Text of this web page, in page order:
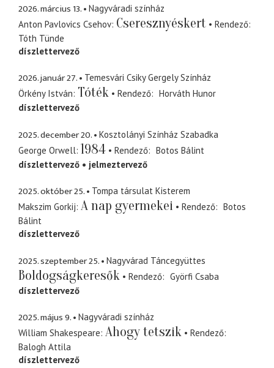
2026. március 13.
Nagyváradi színház
Anton Pavlovics Csehov Cseresznyéskert
Rendező
Tóth Tünde
díszlettervező
2026. január 27.
Temesvári Csiky Gergely Színház
Örkény István Tóték Rendező
Horváth Hunor
díszlettervező
2025. december 20.
Kosztolányi Színház Szabadka
George Orwell 1984 Rendező
Botos Bálint
díszlettervező
jelmeztervező
2025. október 25.
Tompa társulat Kisterem
Makszim Gorkij A nap gyermekei Rendező
Botos
Bálint
díszlettervező
2025. szeptember 25. Nagyvárad Táncegyüttes
Boldogságkeresők Rendező
Györfi Csaba
díszlettervező
2025. május 9.
Nagyváradi színház
William Shakespeare Ahogy tetszik
Rendező
Balogh Attila
díszlettervező